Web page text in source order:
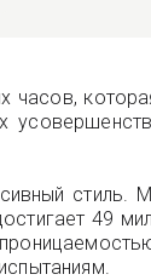
стиль.
49